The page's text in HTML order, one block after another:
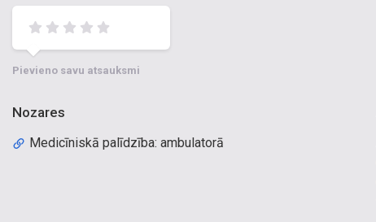
Pievieno savu atsauksmi
Nozares
Medicīniskā palīdzība: ambulatorā